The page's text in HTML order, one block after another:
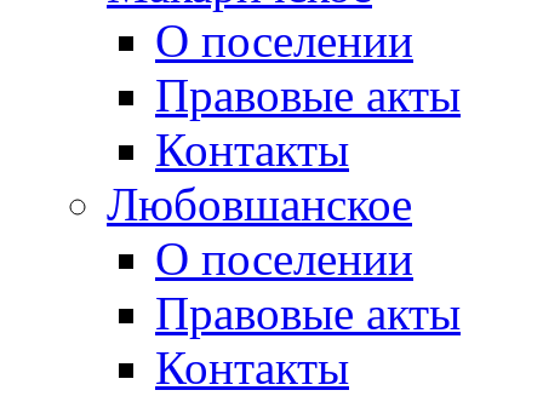
О поселении
Правовые акты
Контакты
Любовшанское
О поселении
Правовые акты
Контакты